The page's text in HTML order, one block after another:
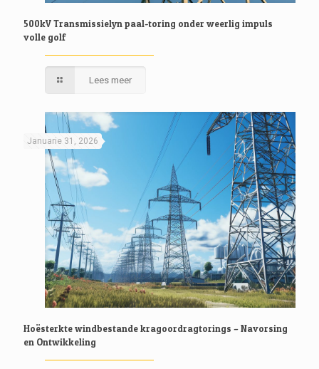
500kV Transmissielyn paal-toring onder weerlig impuls
volle golf
Lees meer
Januarie 31, 2026
Hoësterkte windbestande kragoordragtorings – Navorsing
en Ontwikkeling